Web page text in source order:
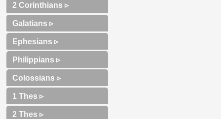
2 Corinthians ▹
Galatians ▹
Ephesians ▹
Philippians ▹
Colossians ▹
1 Thes ▹
2 Thes ▹